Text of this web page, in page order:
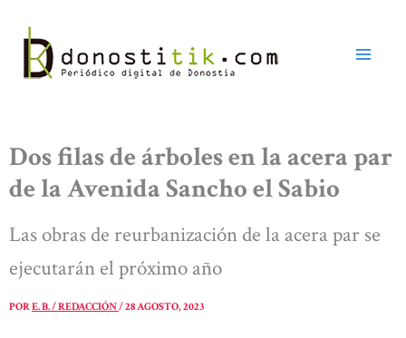
contenido
Dos filas de árboles en la acera par
de la Avenida Sancho el Sabio
Las obras de reurbanización de la acera par se
ejecutarán el próximo año
PORE. B. / REDACCIÓN/28 AGOSTO, 2023